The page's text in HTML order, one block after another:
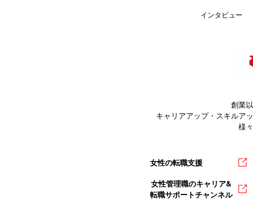
インタビュー
創業
キャリアアップ・スキルア
様
女性の転職支援
女性管理職のキャリア&
転職サポートチャンネル